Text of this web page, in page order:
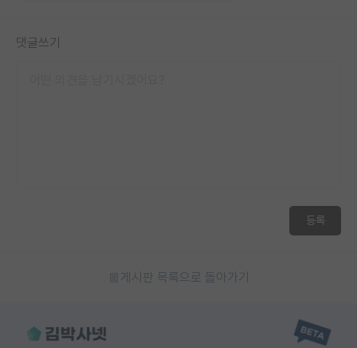
댓글쓰기
등록
게시판 목록으로 돌아가기